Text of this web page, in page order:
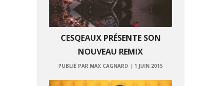
CESQEAUX PRÉSENTE SON
NOUVEAU REMIX
PUBLIÉ PAR MAX CAGNARD | 1 JUIN 2015